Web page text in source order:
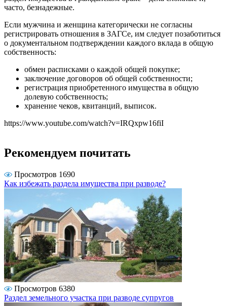
часто, безнадежные.
Если мужчина и женщина категорически не согласны
регистрировать отношения в ЗАГСе, им следует позаботиться
о документальном подтверждении каждого вклада в общую
собственность:
обмен расписками о каждой общей покупке;
заключение договоров об общей собственности;
регистрация приобретенного имущества в общую
долевую собственность;
хранение чеков, квитанций, выписок.
https://www.youtube.com/watch?v=IRQxpw16fiI
Рекомендуем почитать
Просмотров 1690
Как избежать раздела имущества при разводе?
Просмотров 6380
Раздел земельного участка при разводе супругов